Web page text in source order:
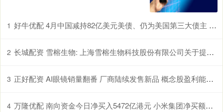
1 好牛优配 4月中国减持82亿美元美债、仍为美国第三大债主 日本、英国增持
2 长城配资 雪榕生物: 上海雪榕生物科技股份有限公司关于提前赎回雪榕转债的公告
3 正好配资 AI眼镜销量翻番 厂商陆续发售新品 概念股盈利能力上升（附股）
4 万隆优配 南向资金今日净买入5472亿港元 小米集团净买额居首